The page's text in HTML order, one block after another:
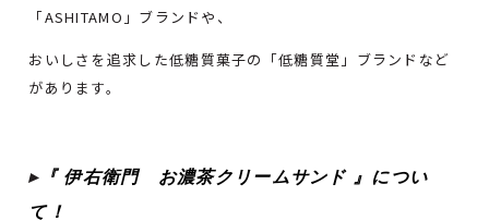
「ASHITAMO」ブランドや、
おいしさを追求した低糖質菓子の「低糖質堂」ブランドなど
があります。
▸『 伊右衛門 お濃茶クリームサンド 』につい
て！